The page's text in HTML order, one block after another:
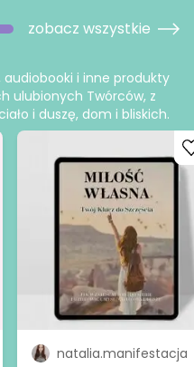
zobacz wszystkie
audiobooki i inne produkty
ulubionych Twórców, z
i duszę, dom i bliskich.
Go to product
natalia.manifestacja